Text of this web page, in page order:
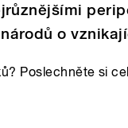
o
Poslechněte si